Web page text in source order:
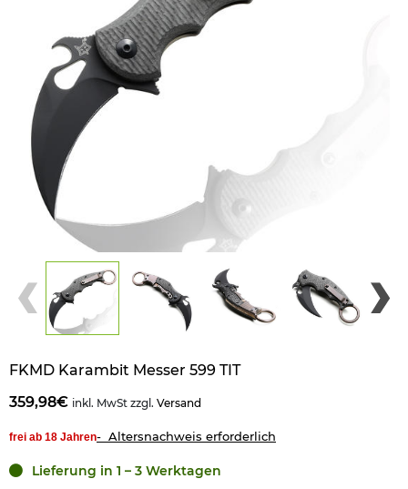
FKMD Karambit Messer 599 TIT
359,98€ inkl. MwSt zzgl. Versand
frei ab 18 Jahren- Altersnachweis erforderlich
Lieferung in 1 – 3 Werktagen